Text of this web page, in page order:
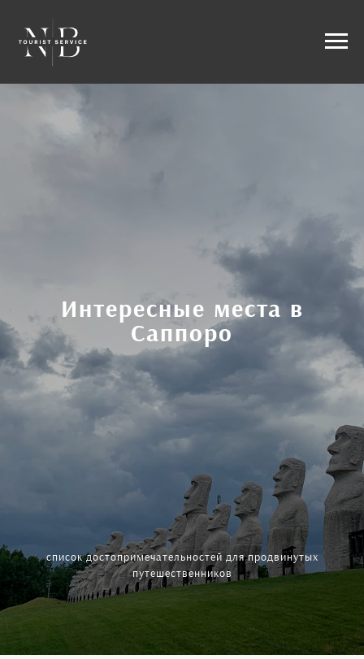
Интересные места в
Саппоро
список достопримечательностей для продвинутых
путешественников